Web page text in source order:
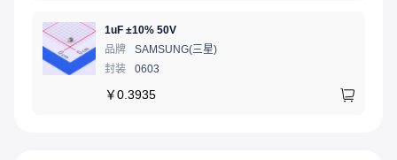
1uF ±10% 50V
品牌
SAMSUNG(三星)
封装
0603
￥0.3935